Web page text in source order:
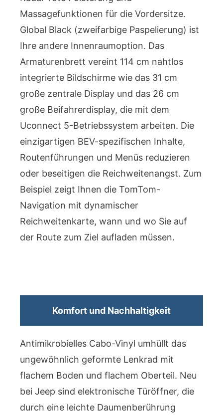
Massagefunktionen für die Vordersitze.
Global Black (zweifarbige Paspelierung) ist
Ihre andere Innenraumoption. Das
Armaturenbrett vereint 114 cm nahtlos
integrierte Bildschirme wie das 31 cm
große zentrale Display und das 26 cm
große Beifahrerdisplay, die mit dem
Uconnect 5-Betriebssystem arbeiten. Die
einzigartigen BEV-spezifischen Inhalte,
Routenführungen und Menüs reduzieren
oder beseitigen die Reichweitenangst. Zum
Beispiel zeigt Ihnen die TomTom-
Navigation mit dynamischer
Reichweitenkarte, wann und wo Sie auf
der Route zum Ziel aufladen müssen.
Komfort und Nachhaltigkeit
Antimikrobielles Cabo-Vinyl umhüllt das
ungewöhnlich geformte Lenkrad mit
flachem Boden und flachem Oberteil. Neu
bei Jeep sind elektronische Türöffner, die
durch eine leichte Daumenberührung